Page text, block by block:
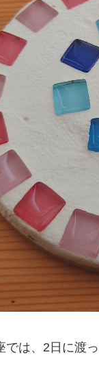
は、2日に渡